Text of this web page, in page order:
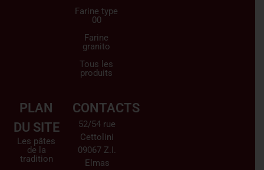
Farine type
00
Farine
granito
Tous les
produits
PLAN
DU SITE
Les pâtes
de la
tradition
CONTACTS
52/54 rue
Cettolini
09067 Z.I.
Elmas